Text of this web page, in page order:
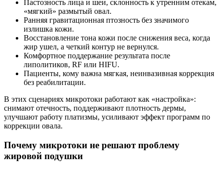
Пастозность лица и шеи, склонность к утренним отекам,
«мягкий» размытый овал.
Ранняя гравитационная птозность без значимого
излишка кожи.
Восстановление тона кожи после снижения веса, когда
жир ушел, а четкий контур не вернулся.
Комфортное поддержание результата после
липолитиков, RF или HIFU.
Пациенты, кому важна мягкая, неинвазивная коррекция
без реабилитации.
В этих сценариях микротоки работают как «настройка»:
снимают отечность, поддерживают плотность дермы,
улучшают работу платизмы, усиливают эффект программ по
коррекции овала.
Почему микротоки не решают проблему
жировой подушки